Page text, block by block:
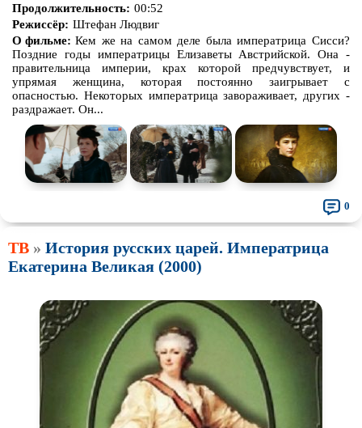
Продолжительность: 00:52
Режиссёр: Штефан Людвиг
О фильме: Кем же на самом деле была императрица Сисси?
Поздние годы императрицы Елизаветы Австрийской. Она -
правительница империи, крах которой предчувствует, и
упрямая женщина, которая постоянно заигрывает с
опасностью. Некоторых императрица завораживает, других -
раздражает. Он...
0
ТВ » История русских царей. Императрица
Екатерина Великая (2000)